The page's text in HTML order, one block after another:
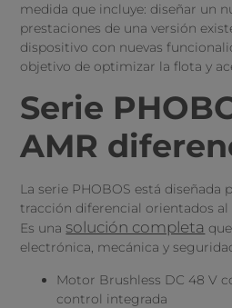
medida que incluye: diseñar un
prestaciones de una versión
dispositivo con nuevas
objetivo de optimizar la flota y
Serie
AMR
La serie PHOBOS está diseñada
tracción diferencial orientados
Es una solución completa
electrónica, mecánica y
Motor Brushless DC 48 V
control integrada